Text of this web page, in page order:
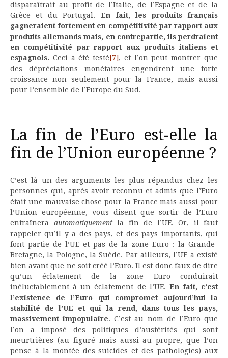
disparaîtrait au profit de l’Italie, de l’Espagne et de la
Grèce et du Portugal. En fait, les produits français
gagneraient fortement en compétitivité par rapport aux
produits allemands mais, en contrepartie, ils perdraient
en compétitivité par rapport aux produits italiens et
espagnols. Ceci a été testé [7], et l’on peut montrer que
des dépréciations monétaires engendrent une forte
croissance non seulement pour la France, mais aussi
pour l’ensemble de l’Europe du Sud.
La fin de l’Euro est-elle la
fin de l’Union européenne ?
C’est là un des arguments les plus répandus chez les
personnes qui, après avoir reconnu et admis que l’Euro
était une mauvaise chose pour la France mais aussi pour
l’Union européenne, vous disent que sortir de l’Euro
entraînera automatiquementla fin de l’UE. Or, il faut
rappeler qu’il y a des pays, et des pays importants, qui
font partie de l’UE et pas de la zone Euro : la Grande-
Bretagne, la Pologne, la Suède. Par ailleurs, l’UE a existé
bien avant que ne soit créé l’Euro. Il est donc faux de dire
qu’un éclatement de la zone Euro conduirait
inéluctablement à un éclatement de l’UE. En fait, c’est
l’existence de l’Euro qui compromet aujourd’hui la
stabilité de l’UE et qui la rend, dans tous les pays,
massivement impopulaire. C’est au nom de l’Euro que
l’on a imposé des politiques d’austérités qui sont
meurtrières (au figuré mais aussi au propre, que l’on
pense à la montée des suicides et des pathologies) aux